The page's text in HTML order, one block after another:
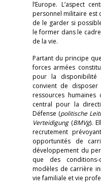
l’Europe. L’aspect
personnel militaire est
de le garder si
le former dans le
de la vie.
Partant du principe
forces armées
pour la
convient de disposer
ressources
central pour la
Défense (politische
Verteidigung(BMVg).
recrutement
opportunités de
développement du
que des
modèles de carrière
vie familiale et vie